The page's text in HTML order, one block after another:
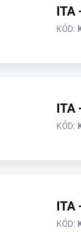
ITA
KÓD:
ITA
KÓD:
ITA
KÓD: